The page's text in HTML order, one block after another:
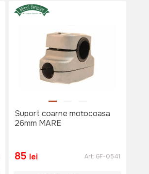
Suport coarne motocoasa
26mm MARE
85 lei Art: GF-0541